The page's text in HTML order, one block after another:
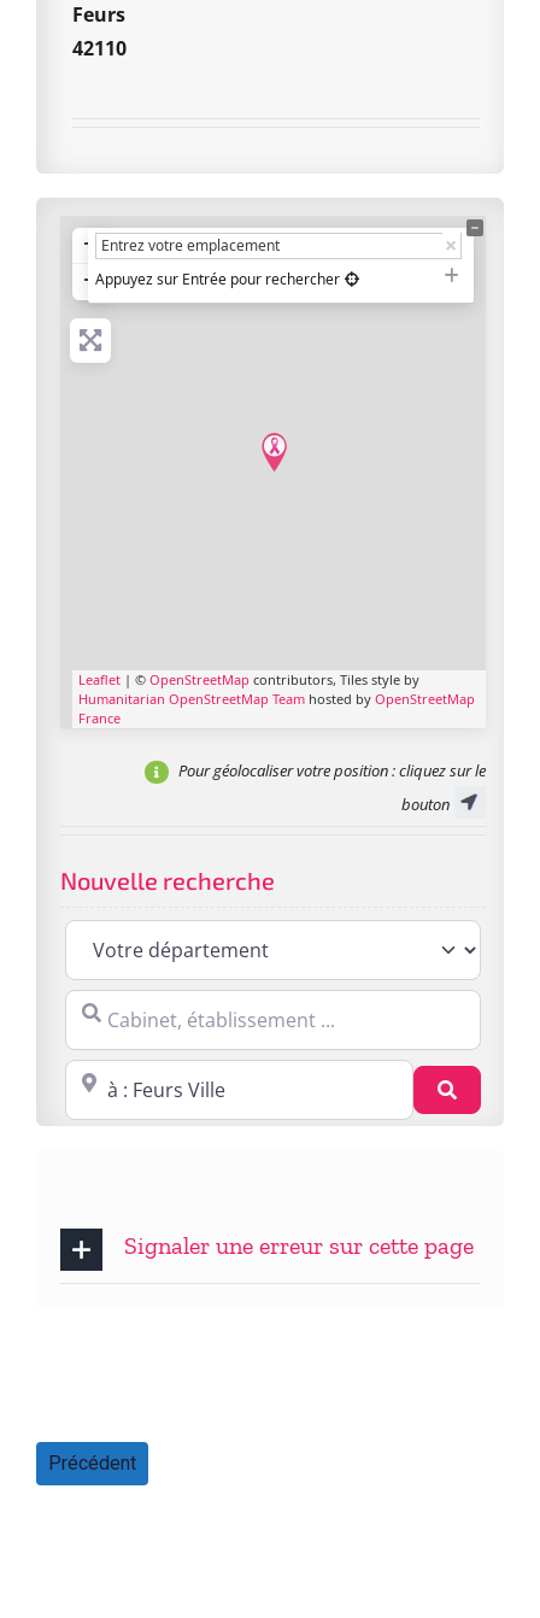
Feurs
42110
+
−Appuyez sur Entrée pour rechercher
Leaflet | © OpenStreetMap contributors, Tiles style by
Humanitarian OpenStreetMap Team hosted by OpenStreetMap
France
Pour géolocaliser votre position: cliquez sur le
bouton
Nouvelle recherche
Cabinet, établissement ...
Proche de : ville, cp, lieu ...
Signaler une erreur sur cette page
Précédent